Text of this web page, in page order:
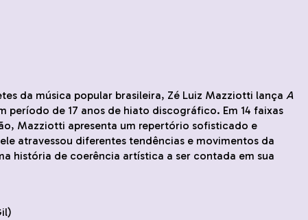
da música popular brasileira, Zé Luiz Mazziotti lança A
período de 17 anos de hiato discográfico. Em 14 faixas
Mazziotti apresenta um repertório sofisticado e
atravessou diferentes tendências e movimentos da
história de coerência artística a ser contada em sua